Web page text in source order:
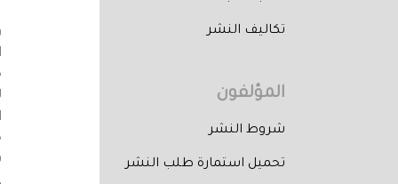
تكاليف النشر
المؤلفون
شروط النشر
تحميل استمارة طلب النشر